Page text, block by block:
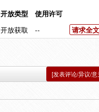
开放类型
使用许可
开放获取 -- 请求全文
[发表评论/异议/意